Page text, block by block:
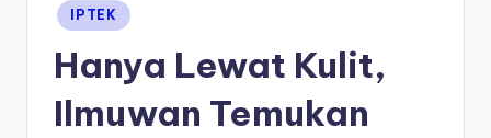
Posted
in
IPTEK
Hanya Lewat Kulit,
Ilmuwan Temukan